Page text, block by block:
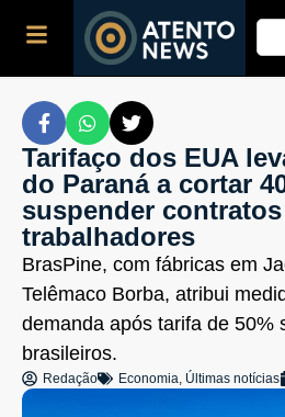
Tarifaço dos EUA
do Paraná a cortar
suspender
trabalhadores
BrasPine, com fábricas em
Telêmaco Borba, atribui
demanda após tarifa de 50%
brasileiros.
Redação Economia, Últimas notícias